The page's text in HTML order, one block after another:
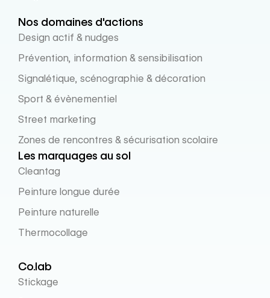
Nos domaines d'actions
Design actif & nudges
Prévention, information & sensibilisation
Signalétique, scénographie & décoration
Sport & évènementiel
Street marketing
Zones de rencontres & sécurisation scolaire
Les marquages au sol
Cleantag
Peinture longue durée
Peinture naturelle
Thermocollage
Co.lab
Stickage